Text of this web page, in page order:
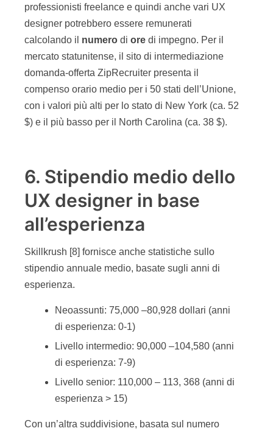
professionisti freelance e quindi anche vari UX
designer potrebbero essere remunerati
calcolando il numero di ore di impegno. Per il
mercato statunitense, il sito di intermediazione
domanda-offerta ZipRecruiter presenta il
compenso orario medio per i 50 stati dell’Unione,
con i valori più alti per lo stato di New York (ca. 52
$) e il più basso per il North Carolina (ca. 38 $).
6. Stipendio medio dello
UX designer in base
all’esperienza
Skillkrush [8] fornisce anche statistiche sullo
stipendio annuale medio, basate sugli anni di
esperienza.
Neoassunti: 75,000 –80,928 dollari (anni
di esperienza: 0-1)
Livello intermedio: 90,000 –104,580 (anni
di esperienza: 7-9)
Livello senior: 110,000 – 113, 368 (anni di
esperienza > 15)
Con un’altra suddivisione, basata sul numero